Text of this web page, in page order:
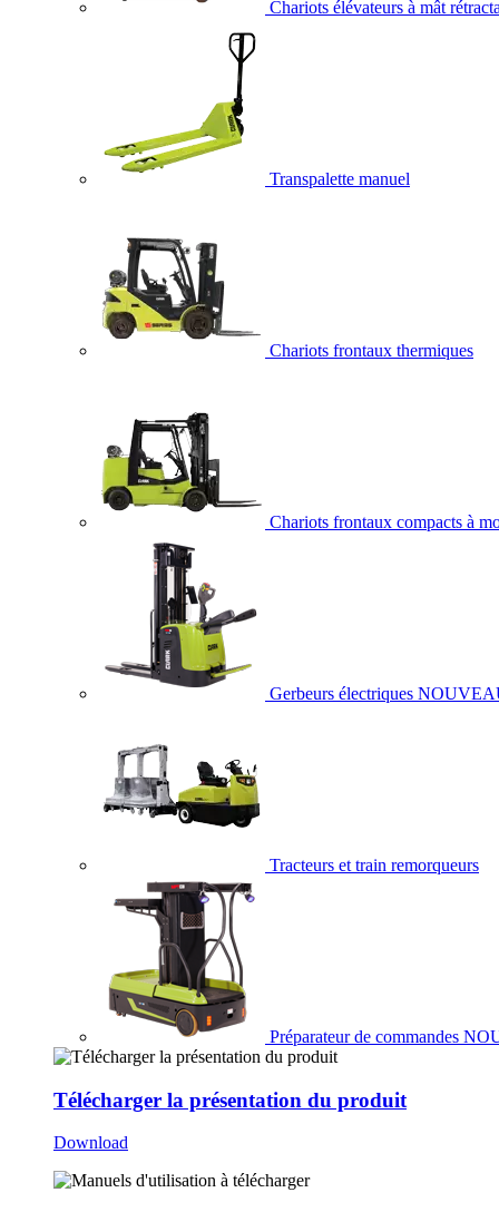
Chariots élévateurs à mât
Transpalette manuel
Chariots frontaux thermiques
Chariots frontaux compacts à
Gerbeurs électriques
Tracteurs et train remorqueurs
Préparateur de commandes
Télécharger la présentation du produit
Download